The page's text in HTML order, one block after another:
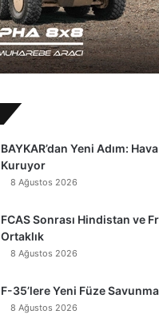
BAYKAR’dan Yeni Adım:
Kuruyor
8 Ağustos 2026
FCAS Sonrası Hindistan ve
Ortaklık
8 Ağustos 2026
F-35’lere Yeni Füze
8 Ağustos 2026